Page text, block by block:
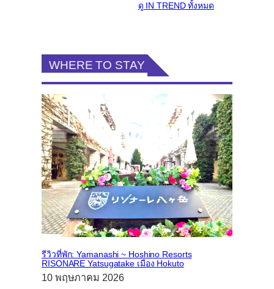
ดู IN TRENDทั้งหมด
WHERE TO STAY
รีวิวที่พัก: Yamanashi ~ Hoshino Resorts
RISONARE Yatsugatake เมือง Hokuto
10 พฤษภาคม 2026